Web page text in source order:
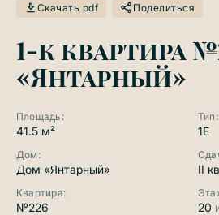
Скачать pdf Поделиться
1-к квартира
«Янтарный»
Площадь:
41.5 м²
Тип:
1E
Дом:
Дом «Янтарный» II
Квартира:
№226 20